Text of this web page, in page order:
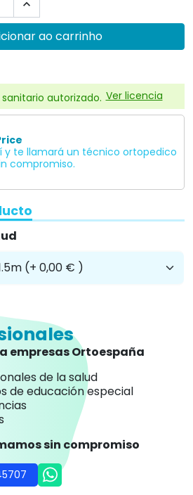

ao carrinho
autorizado. Ver licencia
y te llamará un técnico ortopedico
compromiso.
empresas Ortoespaña
de la salud
de educación especial
sin compromiso